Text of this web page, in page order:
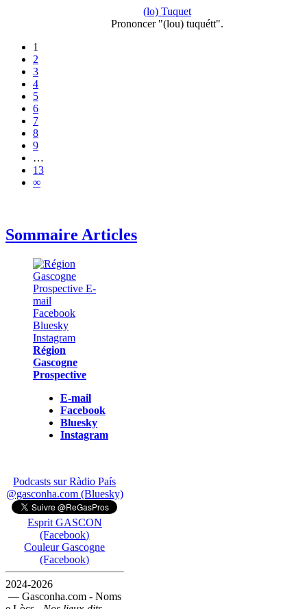
(lo) Tuquet
Prononcer "(lou) tuquétt".
1
2
3
4
5
6
7
8
9
…
13
∞
Sommaire Articles
Région
Gascogne
Prospective
E-mail
Facebook
Bluesky
Instagram
Podcasts sur Ràdio País
@gasconha.com (Bluesky)
Esprit GASCON
(Facebook)
Couleur Gascogne
(Facebook)
2024-2026
— Gasconha.com - Noms